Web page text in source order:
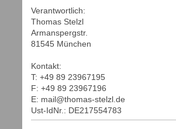
Verantwortlich:
Thomas Stelzl
Armanspergstr.
81545 München
Kontakt:
T: +49 89 23967195
F: +49 89 23967196
E: mail@thomas-stelzl.de
Ust-IdNr.: DE217554783